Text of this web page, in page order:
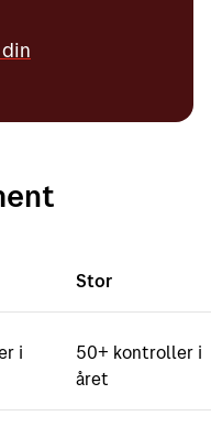
Stor
i
50+ kontroller i
året